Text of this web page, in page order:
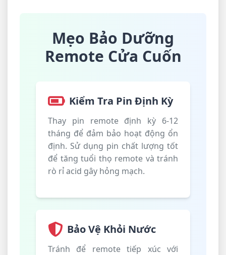
Mẹo Bảo Dưỡng
Remote Cửa Cuốn
Kiểm Tra Pin Định Kỳ
Thay pin remote định kỳ 6-12
tháng để đảm bảo hoạt động ổn
định. Sử dụng pin chất lượng tốt
để tăng tuổi thọ remote và tránh
rò rỉ acid gây hỏng mạch.
Bảo Vệ Khỏi Nước
Tránh để remote tiếp xúc với